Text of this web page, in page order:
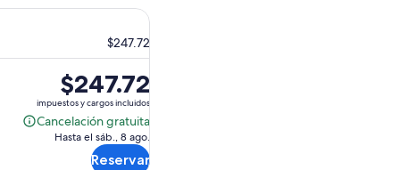
$247.72
El
precio
es
de
$247.72.
$247.72
impuestos y cargos incluidos
Cancelación gratuita
Cancelación
Hasta el sáb., 8 ago.
Reservar